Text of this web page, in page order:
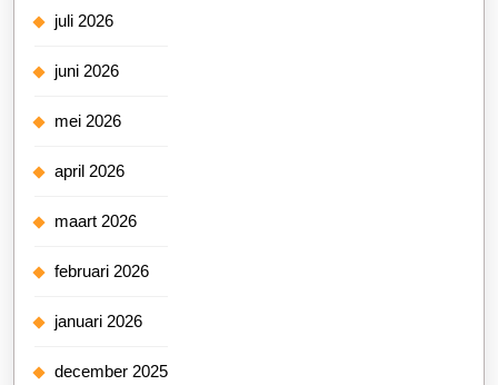
juli 2026
juni 2026
mei 2026
april 2026
maart 2026
februari 2026
januari 2026
december 2025